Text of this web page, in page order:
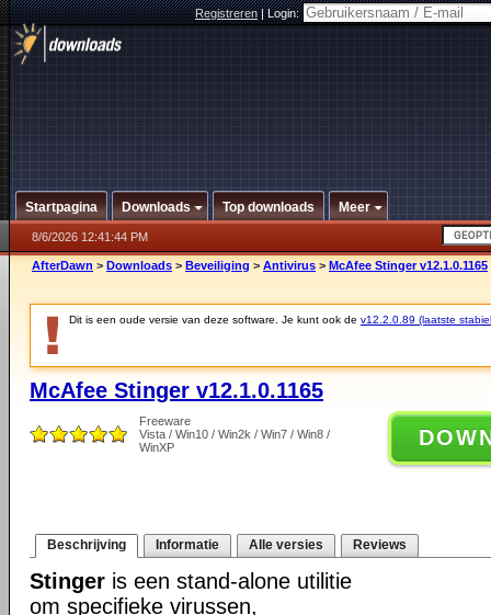
Registreren|Login:
Startpagina Downloads Top downloads Meer
8/6/2026 12:41:44 PM
AfterDawn > Downloads > Beveiliging > Antivirus > McAfee Stinger v12.1.0.1165
Dit is een oude versie van deze software. Je kunt ook de v12.2.0.89 (laatste
McAfee Stinger v12.1.0.1165
Freeware
Vista / Win10 / Win2k / Win7 / Win8 /
WinXP
Beschrijving Informatie Alle versies Reviews
Stinger is een stand-alone utilitie
om specifieke virussen,